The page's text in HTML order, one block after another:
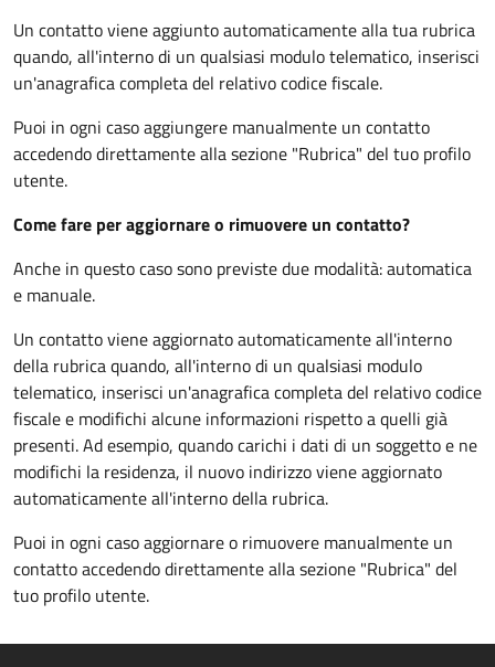
Un contatto viene aggiunto automaticamente alla tua rubrica
quando, all'interno di un qualsiasi modulo telematico, inserisci
un'anagrafica completa del relativo codice fiscale.
Puoi in ogni caso aggiungere manualmente un contatto
accedendo direttamente alla sezione "Rubrica" del tuo profilo
utente.
Come fare per aggiornare o rimuovere un contatto?
Anche in questo caso sono previste due modalità: automatica
e manuale.
Un contatto viene aggiornato automaticamente all'interno
della rubrica quando, all'interno di un qualsiasi modulo
telematico, inserisci un'anagrafica completa del relativo codice
fiscale e modifichi alcune informazioni rispetto a quelli già
presenti. Ad esempio, quando carichi i dati di un soggetto e ne
modifichi la residenza, il nuovo indirizzo viene aggiornato
automaticamente all'interno della rubrica.
Puoi in ogni caso aggiornare o rimuovere manualmente un
contatto accedendo direttamente alla sezione "Rubrica" del
tuo profilo utente.